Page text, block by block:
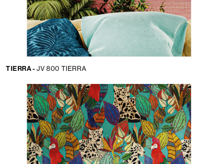
TIERRA -JV 800 TIERRA